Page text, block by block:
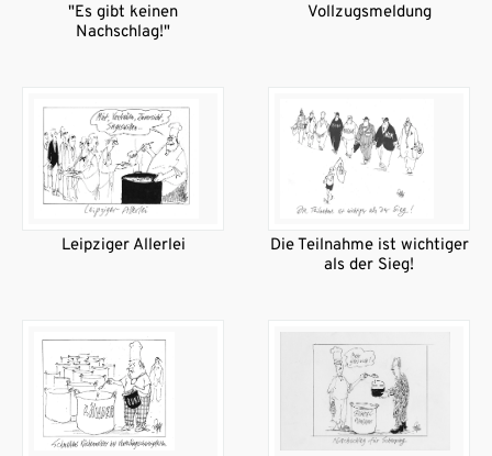
"Es gibt keinen
Nachschlag!"
Vollzugsmeldung
Leipziger Allerlei
Die Teilnahme ist wichtiger
als der Sieg!